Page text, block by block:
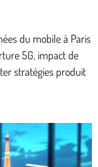
du mobile à Paris
5G, impact de
stratégies produit